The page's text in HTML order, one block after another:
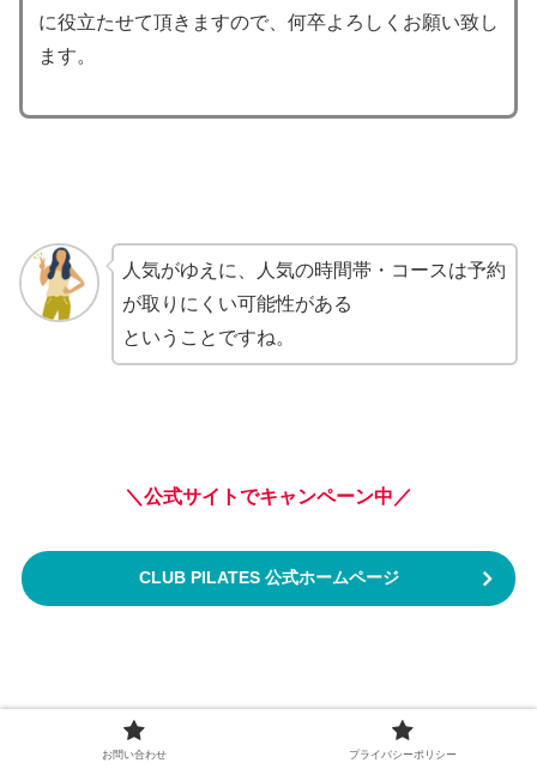
に役立たせて頂きますので、何卒よろしくお願い致し
ます。
人気がゆえに、人気の時間帯・コースは予約
が取りにくい可能性がある
ということですね。
＼公式サイトでキャンペーン中／
CLUB PILATES 公式ホームページ
CLUB PILATES 雪が谷大塚店のよ
お問い合わせ プライバシーポリシー